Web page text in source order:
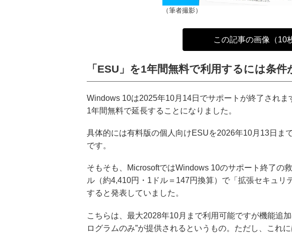
（筆者撮影）
この記事の画像（10
「ESU」を1年間無料で利用するには条件
Windows 10は2025年10月14日でサポートが終了され
1年間無料で延長することになりました。
具体的には有料版の個人向けESUを2026年10月13日ま
です。
そもそも、MicrosoftではWindows 10のサポート終了の
ル（約4,410円・1ドル＝147円換算）で「拡張セキュリ
すると発表していました。
こちらは、最大2028年10月まで利用可能ですが機能追
ログラムのみ”が提供されるというもの。ただし、これ